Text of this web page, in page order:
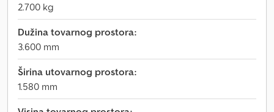
2.700 kg
Dužina tovarnog prostora:
3.600 mm
Širina utovarnog prostora:
1.580 mm